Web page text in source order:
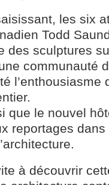
les six
Todd
des sculptures
communauté
l’enthousiasme
que le nouvel
reportages
à découvrir